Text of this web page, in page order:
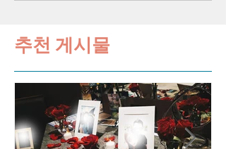
추천 게시물